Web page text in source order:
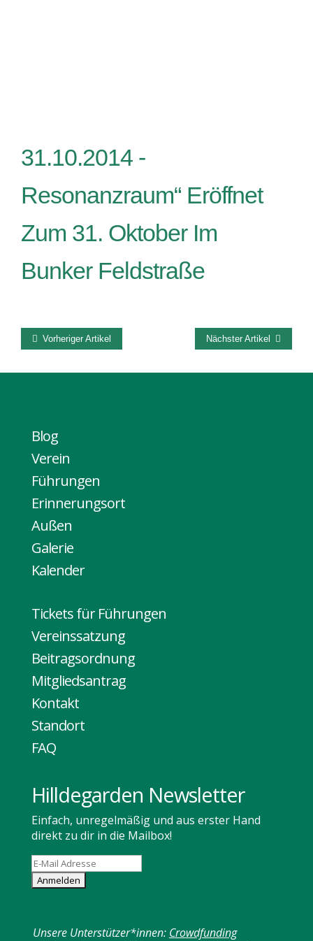
31.10.2014 -
Resonanzraum“ Eröffnet
Zum 31. Oktober Im
Bunker Feldstraße
Vorheriger Artikel Nächster Artikel
Blog
Verein
Führungen
Erinnerungsort
Außen
Galerie
Kalender
Tickets für Führungen
Vereinssatzung
Beitragsordnung
Mitgliedsantrag
Kontakt
Standort
FAQ
Hilldegarden Newsletter
Einfach, unregelmäßig und aus erster Hand
direkt zu dir in die Mailbox!
Unsere Unterstützer*innen: Crowdfunding